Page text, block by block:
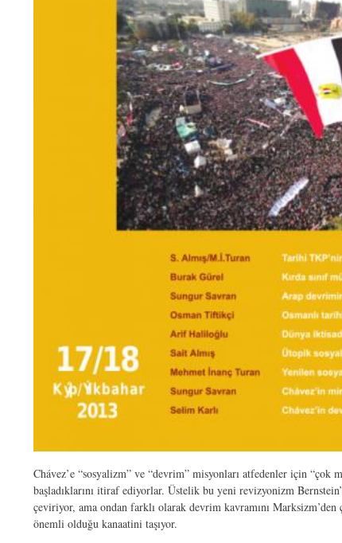
Chávez’e “sosyalizm” ve “devrim” misyonları atfedenler için “çok
başladıklarını itiraf ediyorlar. Üstelik bu yeni revizyonizm
çeviriyor, ama ondan farklı olarak devrim kavramını
önemli olduğu kanaatini taşıyor.